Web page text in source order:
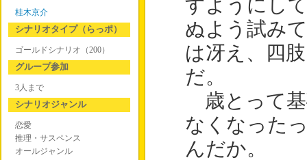
すようにし
ぬよう試み
は冴え、四
だ。
歳とって基
なくなった
んだか。
桂木京介
シナリオタイプ（らっポ）
ゴールドシナリオ（200）
グループ参加
3人まで
シナリオジャンル
恋愛
推理・サスペンス
オールジャンル